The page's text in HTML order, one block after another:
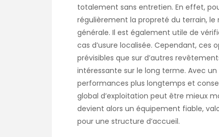
totalement sans entretien. En effet,
régulièrement la propreté du terrain, le
générale. Il est également utile de
cas d’usure localisée. Cependant, ces
prévisibles que sur d’autres
intéressante sur le long terme. Avec
performances plus longtemps et
global d’exploitation peut être mieux
devient alors un équipement fiable,
pour une structure d’accueil.